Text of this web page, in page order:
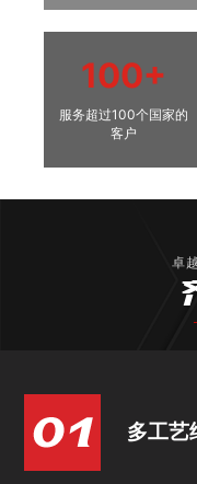
100+
服务超过100个国家的
客户
卓
多工艺